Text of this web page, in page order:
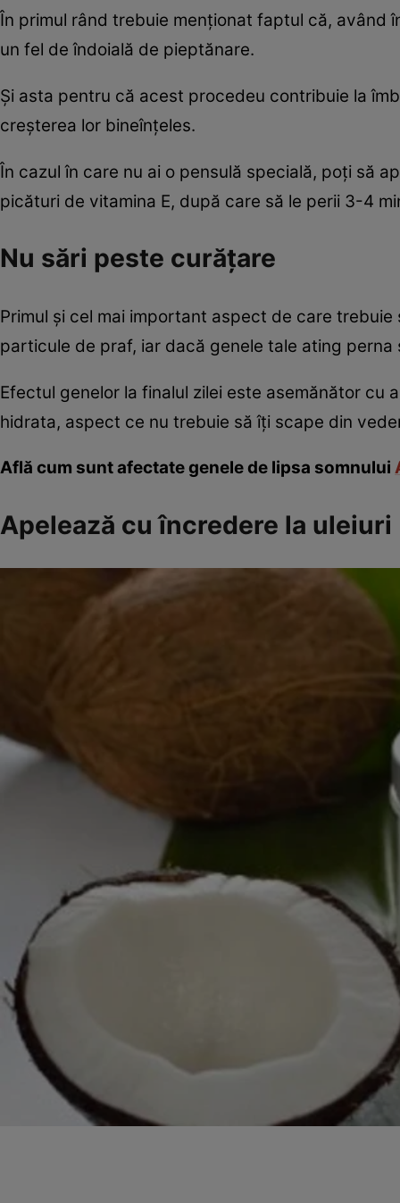
În primul rând trebuie menţionat faptul că, având
un fel de îndoială de pieptănare.
Şi asta pentru că acest procedeu contribuie la
creşterea lor bineînţeles.
În cazul în care nu ai o pensulă specială, poţi să
picături de vitamina E, după care să le perii 3-4
Nu sări peste curăţare
Primul şi cel mai important aspect de care
particule de praf, iar dacă genele tale ating perna
Efectul genelor la finalul zilei este asemănător cu
hidrata, aspect ce nu trebuie să îţi scape din
Află cum sunt afectate genele de lipsa somnului
Apelează cu încredere la uleiuri